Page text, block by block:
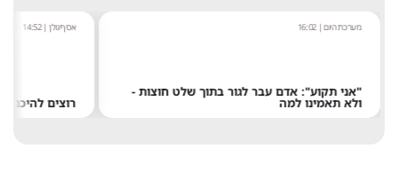
מערכת היום|
16:02
"אני תקוע": אדם עבר לגור בתוך שלט חוצות -
ולא תאמינו למה
אסף גולן|
14:52
רוצים להיכנס